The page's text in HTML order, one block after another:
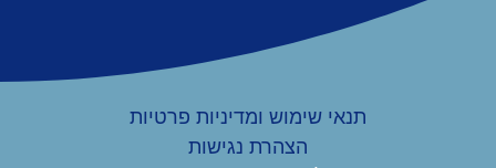
תנאי שימוש ומדיניות פרטיות
הצהרת נגישות